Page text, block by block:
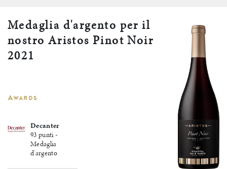
Medaglia d'argento per il
nostro Aristos Pinot Noir
2021
Awards
Decanter
93 punti -
Medaglia
d'argento